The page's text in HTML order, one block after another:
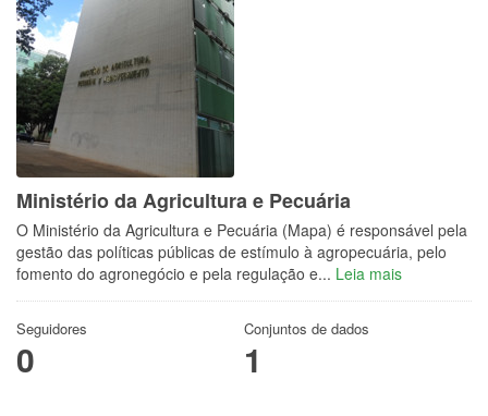
Ministério da Agricultura e Pecuária
O Ministério da Agricultura e Pecuária (Mapa) é responsável pela
gestão das políticas públicas de estímulo à agropecuária, pelo
fomento do agronegócio e pela regulação e... Leia mais
Seguidores
0
Conjuntos de dados
1